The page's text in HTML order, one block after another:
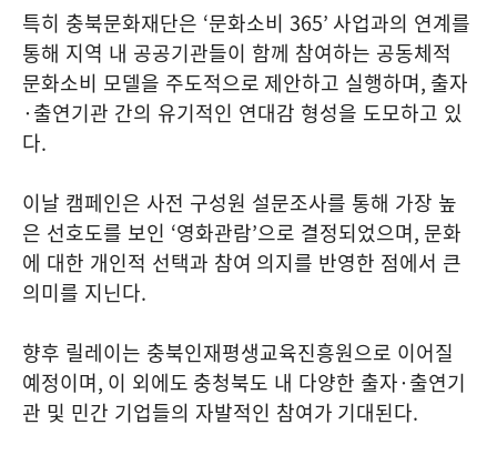
특히 충북문화재단은 ‘문화소비 365’ 사업과의 연계를
통해 지역 내 공공기관들이 함께 참여하는 공동체적
문화소비 모델을 주도적으로 제안하고 실행하며, 출자
·출연기관 간의 유기적인 연대감 형성을 도모하고 있
다.
이날 캠페인은 사전 구성원 설문조사를 통해 가장 높
은 선호도를 보인 ‘영화관람’으로 결정되었으며, 문화
에 대한 개인적 선택과 참여 의지를 반영한 점에서 큰
의미를 지닌다.
향후 릴레이는 충북인재평생교육진흥원으로 이어질
예정이며, 이 외에도 충청북도 내 다양한 출자·출연기
관 및 민간 기업들의 자발적인 참여가 기대된다.